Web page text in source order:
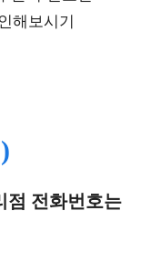
해보시기
점 전화번호는